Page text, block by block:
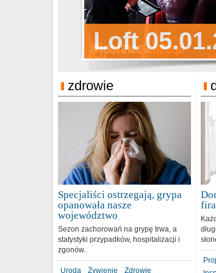
Loft
Sylwester
Sylwester
31.12.2018
zdrowie
Specjaliści ostrzegają, grypa
opanowała nasze
województwo
Sezon zachorowań na grypę trwa, a
statystyki przypadków, hospitalizacji i
zgonów..
Uroda Żywienie Zdrowie